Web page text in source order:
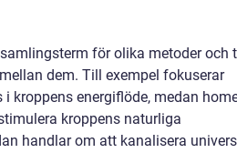
för olika metoder och
dem. Till exempel fokuserar
kroppens energiflöde, medan
kroppens naturliga
handlar om att kanalisera